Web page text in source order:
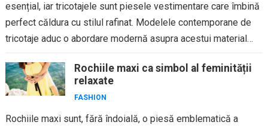
esențial, iar tricotajele sunt piesele vestimentare care îmbină
perfect căldura cu stilul rafinat. Modelele contemporane de
tricotaje aduc o abordare modernă asupra acestui material
Rochiile maxi ca simbol al feminității
relaxate
FASHION
Rochiile maxi sunt, fără îndoială, o piesă emblematică a